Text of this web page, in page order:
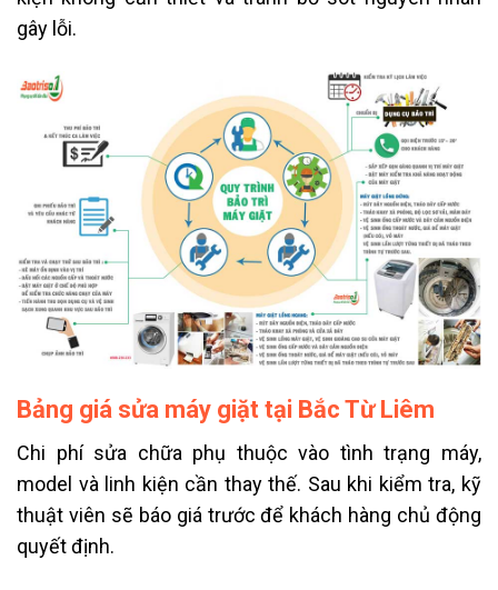
gây lỗi.
Bảng giá sửa máy giặt tại Bắc Từ Liêm
Chi phí sửa chữa phụ thuộc vào tình trạng máy,
model và linh kiện cần thay thế. Sau khi kiểm tra, kỹ
thuật viên sẽ báo giá trước để khách hàng chủ động
quyết định.